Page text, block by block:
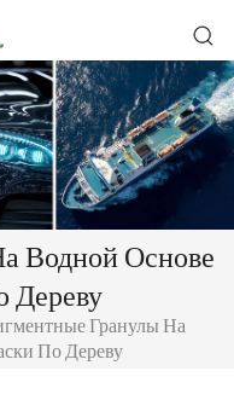
Водной Основе
Дереву
Гранулы На
По Дереву